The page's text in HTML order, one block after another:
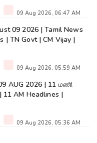
09 Aug 2026, 06:47 AM
09 2026 | Tamil News
| TN Govt | CM Vijay |
09 Aug 2026, 05:59 AM
AUG 2026 | 11 மணி
AM Headlines |
09 Aug 2026, 05:36 AM